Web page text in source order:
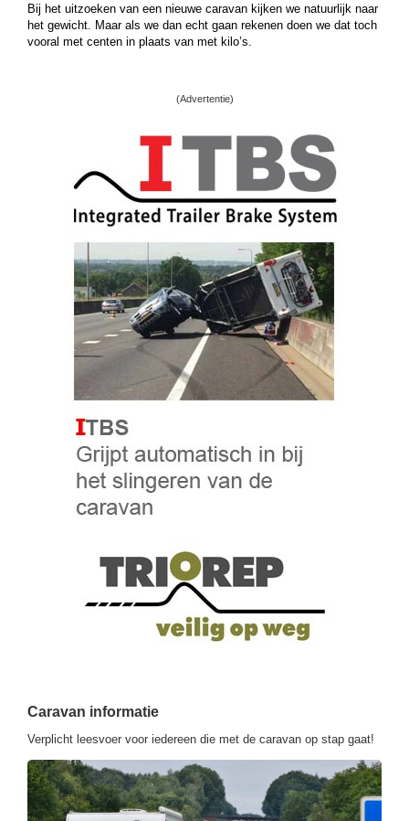
Bij het uitzoeken van een nieuwe caravan kijken we natuurlijk naar
het gewicht. Maar als we dan echt gaan rekenen doen we dat toch
vooral met centen in plaats van met kilo’s.
(Advertentie)
Caravan informatie
Verplicht leesvoer voor iedereen die met de caravan op stap gaat!